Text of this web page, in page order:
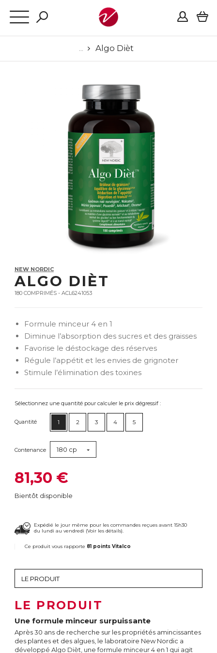
Algo Dièt
NEW NORDIC
ALGO DIÈT
180 COMPRIMÉS - ACL6241053
Formule minceur 4 en 1
Diminue l’absorption des sucres et des graisses
Favorise le déstockage des réserves
Régule l’appétit et les envies de grignoter
Stimule l’élimination des toxines
Sélectionnez une quantité pour calculer le prix dégressif :
Quantité 1 2 3 4 5
Contenance 180 cp
81,30 €
Bientôt disponible
Expédié le jour même pour les commandes reçues avant 15h30
du lundi au vendredi (Voir les détails).
Ce produit vous rapporte 81 points Vitalco
LE PRODUIT
Une formule minceur surpuissante
Après 30 ans de recherche sur les propriétés amincissantes
des plantes et des algues, le laboratoire New Nordic a
développé Algo Dièt, une formule minceur 4 en 1 qui agit